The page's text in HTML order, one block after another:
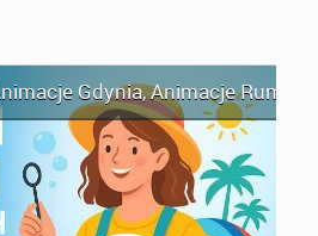
Gdynia,Animacje Rumia